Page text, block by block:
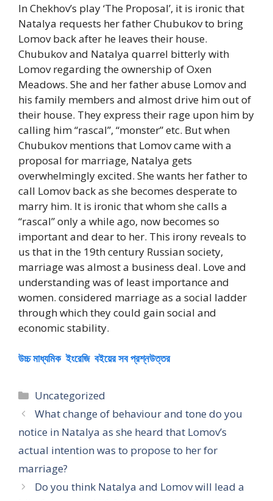
In Chekhov’s play ‘The Proposal’, it is ironic that
Natalya requests her father Chubukov to bring
Lomov back after he leaves their house.
Chubukov and Natalya quarrel bitterly with
Lomov regarding the ownership of Oxen
Meadows. She and her father abuse Lomov and
his family members and almost drive him out of
their house. They express their rage upon him by
calling him “rascal”, “monster” etc. But when
Chubukov mentions that Lomov came with a
proposal for marriage, Natalya gets
overwhelmingly excited. She wants her father to
call Lomov back as she becomes desperate to
marry him. It is ironic that whom she calls a
“rascal” only a while ago, now becomes so
important and dear to her. This irony reveals to
us that in the 19th century Russian society,
marriage was almost a business deal. Love and
understanding was of least importance and
women. considered marriage as a social ladder
through which they could gain social and
economic stability.
উচ্চ মাধ্যমিক ইংরেজি বইয়ের সব প্রশ্নউত্তর
Categories
Uncategorized
What change of behaviour and tone do you
notice in Natalya as she heard that Lomov’s
actual intention was to propose to her for
marriage?
Do you think Natalya and Lomov will lead a